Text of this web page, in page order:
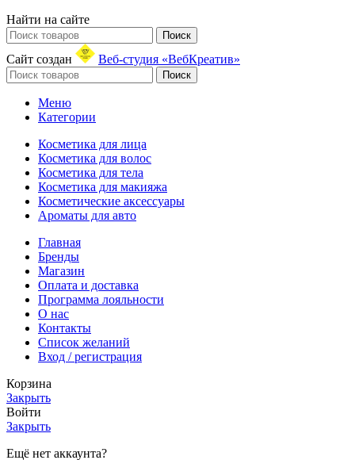
Найти на сайте
Поиск
Сайт создан Веб-студия «ВебКреатив»
Поиск
Меню
Категории
Косметика для лица
Косметика для волос
Косметика для тела
Косметика для макияжа
Косметические аксессуары
Ароматы для авто
Главная
Бренды
Магазин
Оплата и доставка
Программа лояльности
О нас
Контакты
Список желаний
Вход / регистрация
Корзина
Закрыть
Войти
Закрыть
Ещё нет аккаунта?